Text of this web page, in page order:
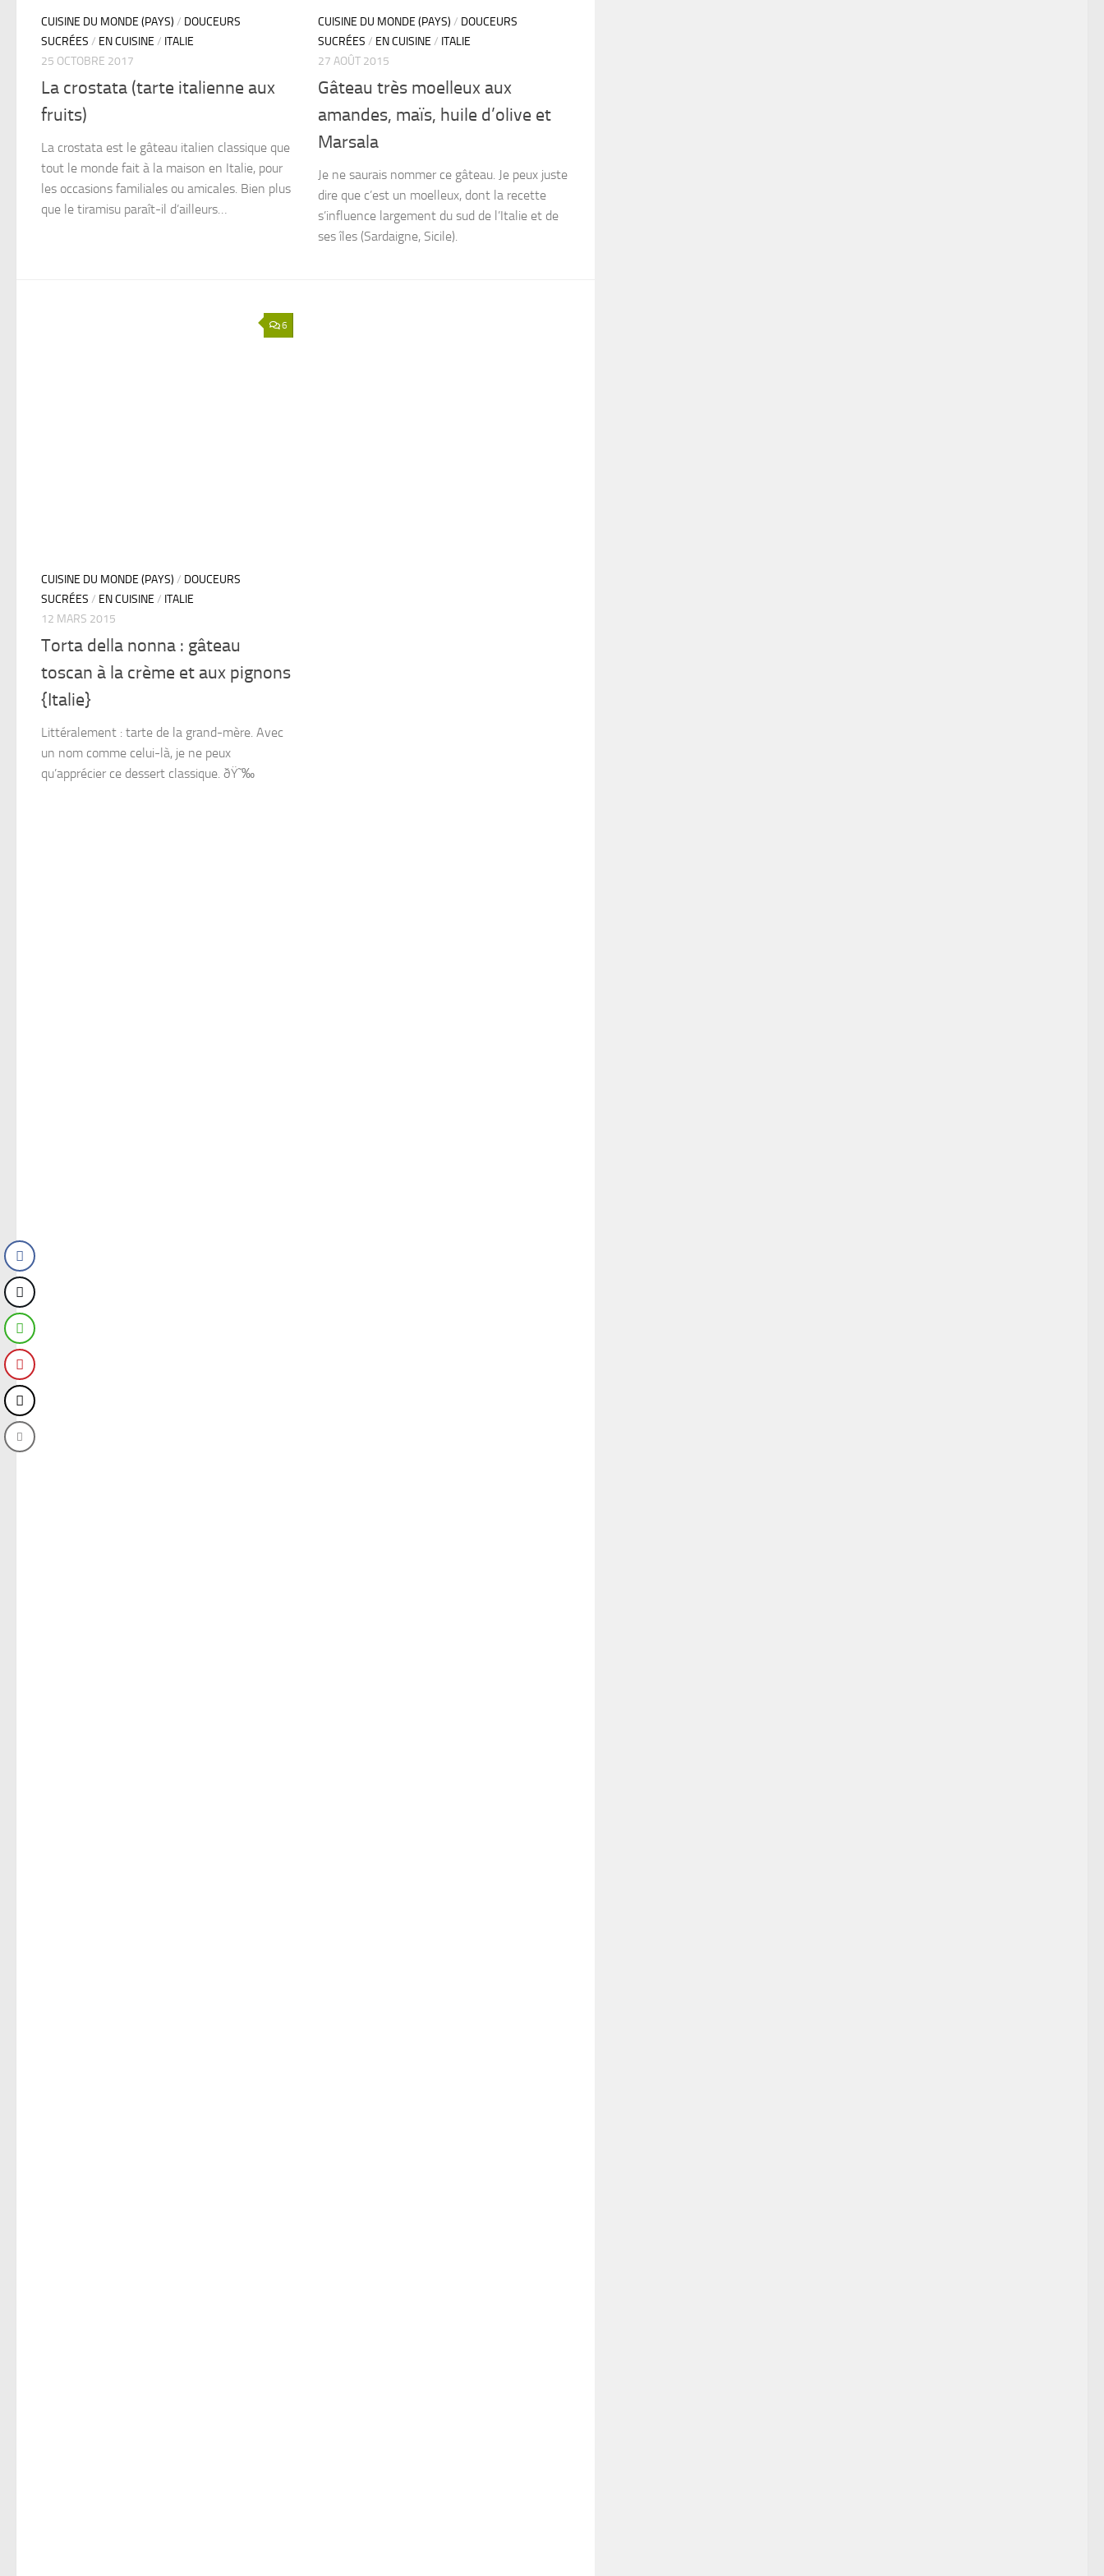
CUISINE DU MONDE (PAYS) / DOUCEURS
SUCRÉES / EN CUISINE / ITALIE
25 OCTOBRE 2017
La crostata (tarte italienne aux
fruits)
La crostata est le gâteau italien classique que
tout le monde fait à la maison en Italie, pour
les occasions familiales ou amicales. Bien plus
que le tiramisu paraît-il d’ailleurs…
CUISINE DU MONDE (PAYS) / DOUCEURS
SUCRÉES / EN CUISINE / ITALIE
27 AOÛT 2015
Gâteau très moelleux aux
amandes, maïs, huile d’olive et
Marsala
Je ne saurais nommer ce gâteau. Je peux juste
dire que c’est un moelleux, dont la recette
s’influence largement du sud de l’Italie et de
ses îles (Sardaigne, Sicile).
6
CUISINE DU MONDE (PAYS) / DOUCEURS
SUCRÉES / EN CUISINE / ITALIE
12 MARS 2015
Torta della nonna : gâteau
toscan à la crème et aux pignons
{Italie}
Littéralement : tarte de la grand-mère. Avec
un nom comme celui-là, je ne peux
qu’apprécier ce dessert classique. ðŸ˜‰